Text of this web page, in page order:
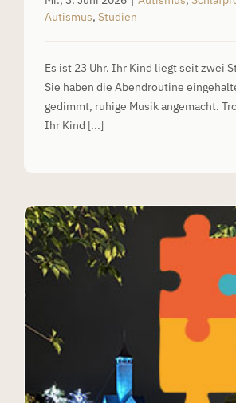
Autismus, Studien
Es ist 23 Uhr. Ihr Kind liegt seit zwei
Sie haben die Abendroutine
gedimmt, ruhige Musik angemacht.
Ihr Kind [...]